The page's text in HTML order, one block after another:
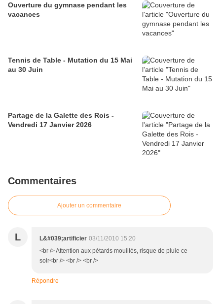
Ouverture du gymnase pendant les
vacances
Tennis de Table - Mutation du 15 Mai
au 30 Juin
Partage de la Galette des Rois -
Vendredi 17 Janvier 2026
Commentaires
Ajouter un commentaire
L L&#039;artificier 03/11/2010 15:20
<br /> Attention aux pétards mouillés, risque de pluie ce
soir<br /> <br /> <br />
Répondre